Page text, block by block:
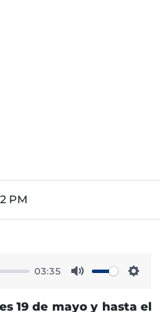
PM
03:35
19 de mayo y hasta el